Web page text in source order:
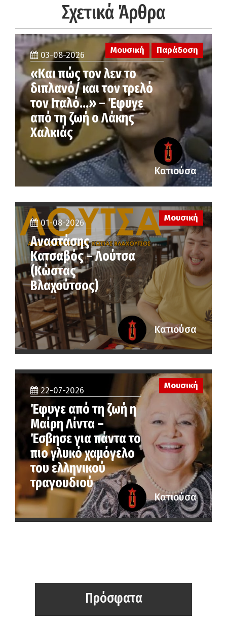
Σχετικά Άρθρα
Μουσική Παράδοση
03-08-2026
«Και πώς τον λεν το
διπλανό/ και τον τρελό
τον Ιταλό…» – Έφυγε
από τη ζωή ο Λάκης
Χαλκιάς
Κατιούσα
01-08-2026
Αναστάσης
Κατσαβός – Λούτσα
(Κώστας
Βλαχούτσος)
Μουσική
Κατιούσα
22-07-2026
Έφυγε από τη ζωή η
Μαίρη Λίντα –
Έσβησε για πάντα το
πιο γλυκό χαμόγελο
του ελληνικού
τραγουδιού
Μουσική
Κατιούσα
Πρόσφατα